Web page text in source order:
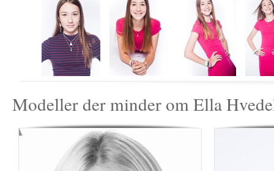
Modeller der minder om Ella